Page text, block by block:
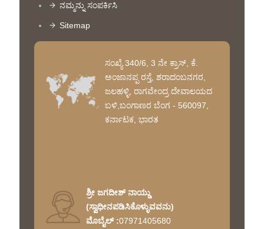
ನಮ್ಮನ್ನು ಸಂಪರ್ಕಿಸಿ
Sitemap
ಸಂಖ್ಯೆ 340/6, 3 ನೇ ಕ್ರಾಸ್, ಕೆ.
ಅಂಜಾನಪ್ಪ ರಸ್ತೆ, ಶರಾದಂಬನಗರ,
ಜಲಹಳ್ಳಿ, ರಾಗವೇಂದ್ರ ದೇವಾಲಯದ
ಬಳಿ,ಬಂಗಾಣರ ಬೆಂಗ - 560097,
ಕರ್ನಾಟಕ, ಭಾರತ
ಶ್ರೀ ಜಗದೀಶ್ ನಾಯ್ಡು
(ಸ್ವಾಧೀನಪಡಿಸಿಕೊಳ್ಳುವವನು)
ಮೊಬೈಲ್ :07971405680